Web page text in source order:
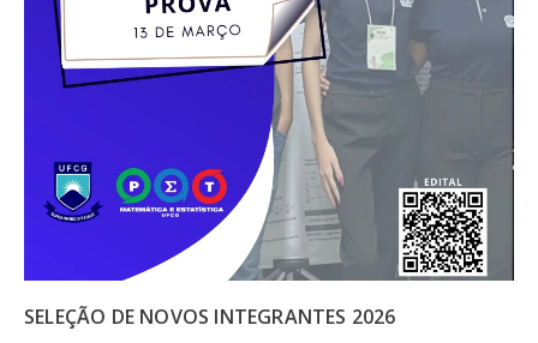
SELEÇÃO DE NOVOS INTEGRANTES 2026